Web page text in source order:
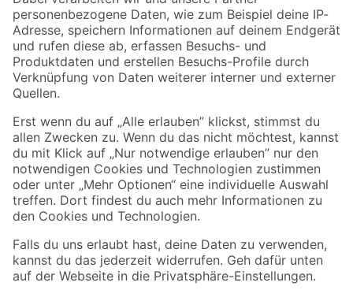
Zahlungsarten Versandarten
Sicher einkaufen
Jetzt die toom-App herunterladen
Alle Preisangaben in EUR inkl. gesetzl. MwSt.. Die dargestellten Angebote sind unter
Umständen nicht in allen Märkten verfügbar. Die angegebenen Verfügbarkeiten beziehen